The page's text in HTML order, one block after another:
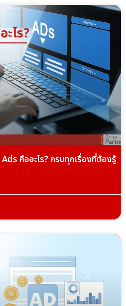
คืออะไร? ครบทุกเรื่องที่ต้องรู้